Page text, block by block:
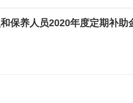
保养人员2020年度定期补助